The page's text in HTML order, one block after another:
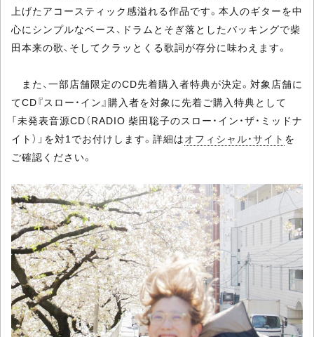
上げたアコースティック感溢れる作品です。本人のギターを中
心にシンプルなベース、ドラムとそぎ落としたバッキングで柴
田本来の歌、そしてクラッとくる歌詞が存分に味わえます。
また、一部店舗限定のCD先着購入者特典が決定。対象店舗に
てCD『スロー・イン』購入者を対象に先着ご購入特典として
「未発表音源CD（RADIO 柴田聡子のスロー・イン・ザ・ミッドナ
イト）」を対1でお付けします。詳細はオフィシャル・サイト を
ご確認ください。